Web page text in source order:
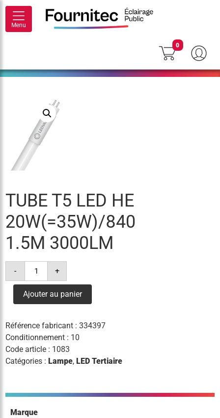
Menu
0
TUBE T5 LED HE
20W(=35W)/840
1.5M 3000LM
-
quantité
tube
led
he
3000lm
+
Ajouter au panier
Référence fabricant :334397
Conditionnement : 10
Code article : 1083
Catégories : Lampe, LED Tertiaire
Marque